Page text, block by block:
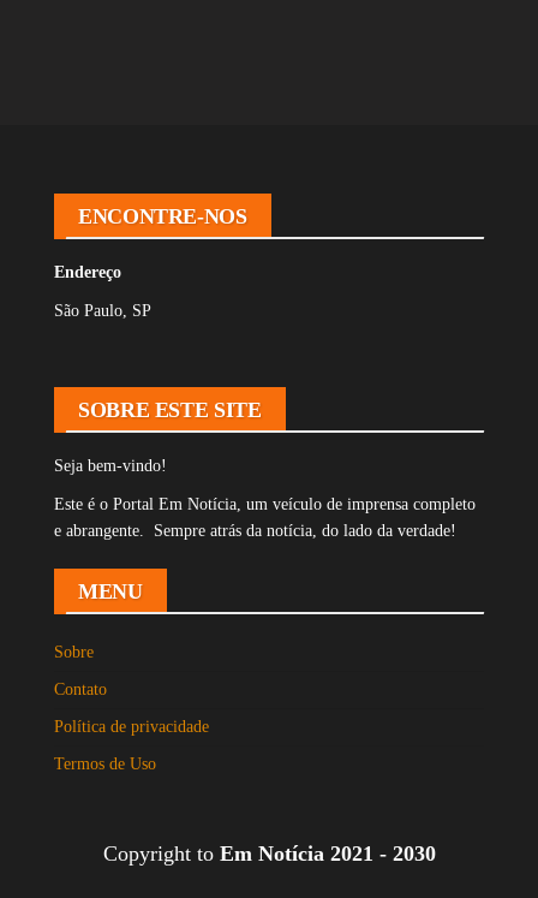
ENCONTRE-NOS
Endereço
São Paulo, SP
SOBRE ESTE SITE
Seja bem-vindo!
Este é o Portal Em Notícia, um veículo de imprensa completo
e abrangente. Sempre atrás da notícia, do lado da verdade!
MENU
Sobre
Contato
Política de privacidade
Termos de Uso
Copyright to Em Notícia 2021 - 2030